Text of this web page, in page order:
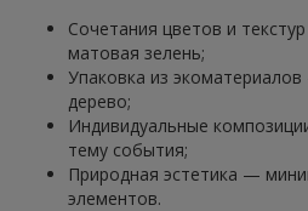
Сочетания цветов и
матовая зелень;
Упаковка из
дерево;
Индивидуальные
тему события;
Природная эстетика —
элементов.